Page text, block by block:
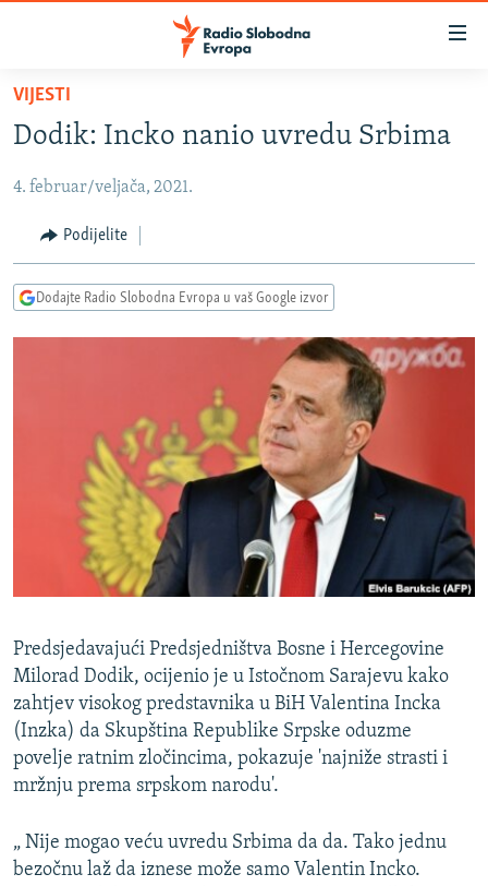
Pređite
glavni
Pređite
Pređite
na
VIJESTI
SRBIJA
KOSOVO
VIZUELNO
INFOGRAFIKE
KINA NA BALKANU
RSE PRIČE IZ SVIJETA
ISPRIČAJ MI
DNEVNO@RSE
SPECIJALI RSE
GENOCID U SREBRENICI
POPLAVE I KLIZIŠTA U BIH 2024.
TV LIBERTY
POST SCRIPTUM
TRI DECENIJE OD RATA U BIH
PRATITE NAS
Sve RFE/RL stranice
VIJESTI
Dodik: Incko nanio uvredu Srbima
4. februar/veljača, 2021.
Podijelite
Dodajte Radio Slobodna Evropa u vaš Google izvor
Predsjedavajući Predsjedništva Bosne i Hercegovine
Milorad Dodik, ocijenio je u Istočnom Sarajevu kako
zahtjev visokog predstavnika u BiH Valentina Incka
(Inzka) da Skupština Republike Srpske oduzme
povelje ratnim zločincima, pokazuje 'najniže strasti i
mržnju prema srpskom narodu'.
„ Nije mogao veću uvredu Srbima da da. Tako jednu
bezočnu laž da iznese može samo Valentin Incko.